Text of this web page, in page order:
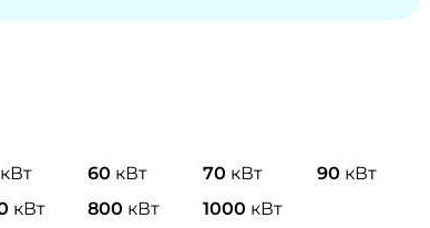
кВт 60 кВт 70 кВт 90 кВт
кВт 800 кВт 1000 кВт